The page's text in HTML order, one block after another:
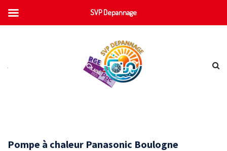
Pompe à chaleur Panasonic Boulogne
SVP Depannage